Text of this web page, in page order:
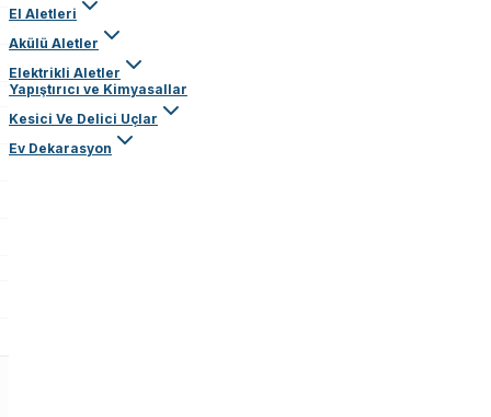
El Aletleri
Akülü Aletler
Elektrikli Aletler
Yapıştırıcı ve Kimyasallar
Kesici Ve Delici Uçlar
Ev Dekarasyon